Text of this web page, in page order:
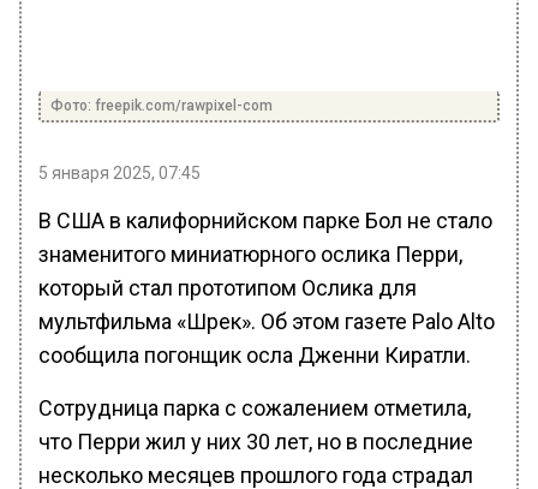
Фото: freepik.com/rawpixel-com
5 января 2025, 07:45
В США в калифорнийском парке Бол не стало
знаменитого миниатюрного ослика Перри,
который стал прототипом Ослика для
мультфильма «Шрек». Об этом газете Palo Alto
сообщила погонщик осла Дженни Киратли.
Сотрудница парка с сожалением отметила,
что Перри жил у них 30 лет, но в последние
несколько месяцев прошлого года страдал